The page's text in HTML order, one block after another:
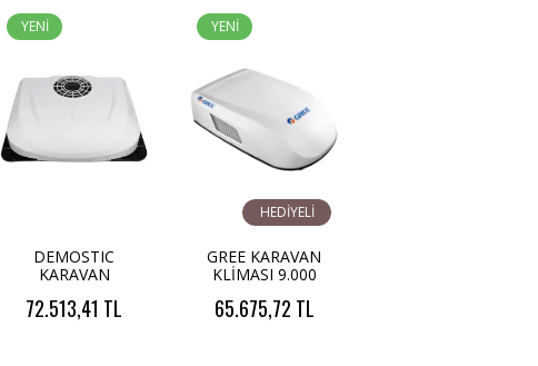
YENİ
DEMOSTIC
KARAVAN
Arada Osilatör
72.513,41 TL
HEDİYELİ
YENİ
GREE KARAVAN
KLİMASI 9.000
65.675,72 TL